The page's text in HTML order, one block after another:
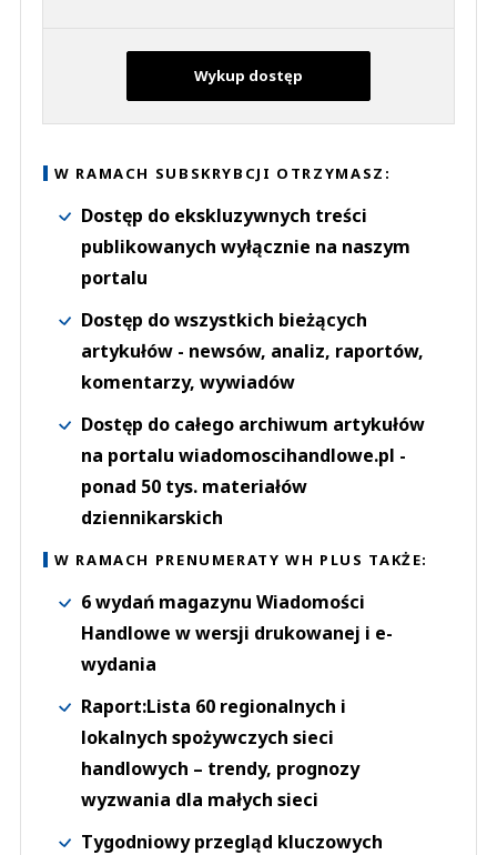
Wykup dostęp
W RAMACH SUBSKRYBCJI OTRZYMASZ:
Dostęp do ekskluzywnych treści
publikowanych wyłącznie na naszym
portalu
Dostęp do wszystkich bieżących
artykułów - newsów, analiz, raportów,
komentarzy, wywiadów
Dostęp do całego archiwum artykułów
na portalu wiadomoscihandlowe.pl -
ponad 50 tys. materiałów
dziennikarskich
W RAMACH PRENUMERATY WH PLUS TAKŻE:
6 wydań magazynu Wiadomości
Handlowe w wersji drukowanej i e-
wydania
Raport:Lista 60 regionalnych i
lokalnych spożywczych sieci
handlowych – trendy, prognozy
wyzwania dla małych sieci
Tygodniowy przegląd kluczowych